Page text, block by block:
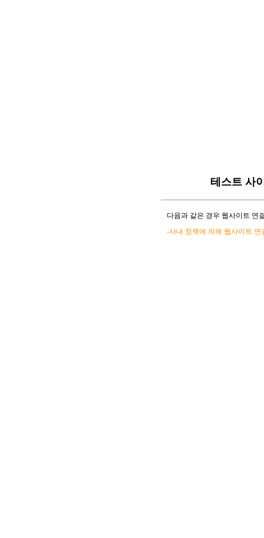
테스트 사
다음과 같은 경우 웹사이트 연
-사내 정책에 의해 웹사이트